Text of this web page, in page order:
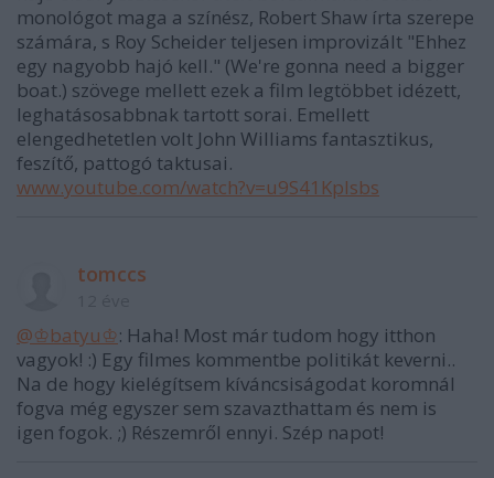
monológot maga a színész, Robert Shaw írta szerepe
számára, s Roy Scheider teljesen improvizált "Ehhez
egy nagyobb hajó kell." (We're gonna need a bigger
boat.) szövege mellett ezek a film legtöbbet idézett,
leghatásosabbnak tartott sorai. Emellett
elengedhetetlen volt John Williams fantasztikus,
feszítő, pattogó taktusai.
www.youtube.com/watch?v=u9S41Kplsbs
tomccs
@♔batyu♔: Haha! Most már tudom hogy itthon
vagyok! :) Egy filmes kommentbe politikát keverni..
Na de hogy kielégítsem kíváncsiságodat koromnál
fogva még egyszer sem szavazthattam és nem is
igen fogok. ;) Részemről ennyi. Szép napot!